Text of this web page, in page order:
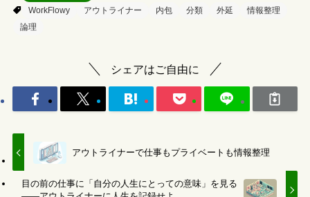
WorkFlowy
アウトライナー 内包 分類 外延
情報整理
論理
シェアはご自由に
アウトライナーで仕事もプライベートも情報整理
目の前の仕事に「自分の人生にとっての意味」を見る